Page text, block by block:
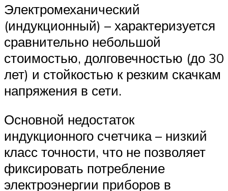
Электромеханический
(индукционный) – характеризуется
сравнительно небольшой
стоимостью, долговечностью (до 30
лет) и стойкостью к резким скачкам
напряжения в сети.
Основной недостаток
индукционного счетчика – низкий
класс точности, что не позволяет
фиксировать потребление
электроэнергии приборов в